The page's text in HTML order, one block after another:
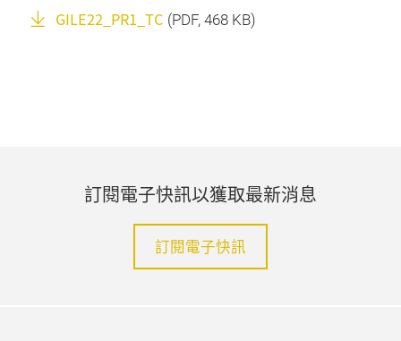
GILE22_PR1_TC (PDF, 468 KB)
訂閱電子快訊以獲取最新消息
訂閱電子快訊